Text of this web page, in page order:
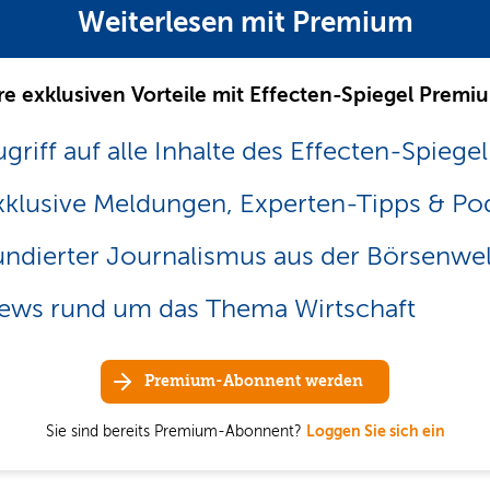
Weiterlesen mit Premium
exklusiven Vorteile mit Effecten-Spiegel
auf alle Inhalte des Effecten-Spiegel
Meldungen, Experten-Tipps &
Journalismus aus der
rund um das Thema Wirtschaft
Premium-Abonnent werden
Sie sind bereits Premium-Abonnent? Loggen Sie sich ein